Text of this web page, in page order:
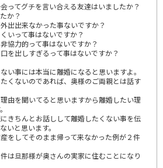
ってグチを言い合える友達はいましたか？
か？
出出来なかった事ないですか？
いって事はないですか？
協力的って事はないですか？
を出しすぎるって事はないですか？
い事には本当に離婚になると思いますよ。
くないのであれば、奥様のご両親とは話す
由を聞いてると思いますから離婚したい理
きちんとお話しして離婚したくない事を伝
いと思います。
をしてそのまま帰って来なかった例が２件
は旦那様が奥さんの実家に住むことになり